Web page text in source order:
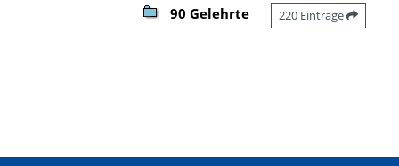
90 Gelehrte 220 Einträge